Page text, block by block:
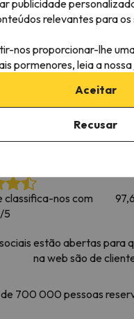
que encontrar a sua
classifica-nos com
5
estão abertas
na web são de
700 000 pessoas
publicidade
relevantes para os
nos proporcionar-lhe
pormenores, leia a nossa
Aceitar
Recusar